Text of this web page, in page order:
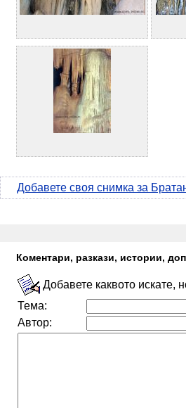
Добавете своя снимка за
Коментари, разкази, истории,
Добавете каквото искате,
Тема:
Автор: